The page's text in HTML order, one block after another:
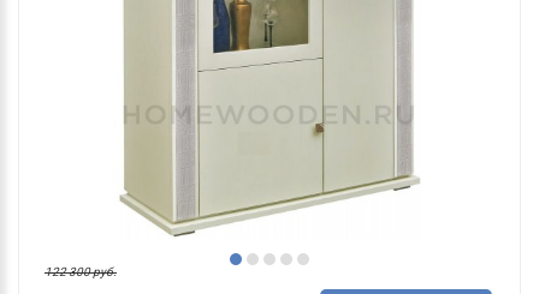
122 300 руб.